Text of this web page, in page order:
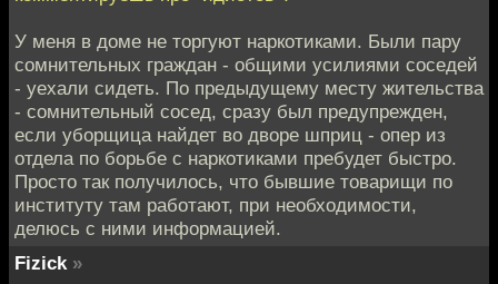
У меня в доме не торгуют наркотиками. Были пару
сомнительных граждан - общими усилиями соседей
- уехали сидеть. По предыдущему месту жительства
- сомнительный сосед, сразу был предупрежден,
если уборщица найдет во дворе шприц - опер из
отдела по борьбе с наркотиками пребудет быстро.
Просто так получилось, что бывшие товарищи по
институту там работают, при необходимости,
делюсь с ними информацией.
Fizick »